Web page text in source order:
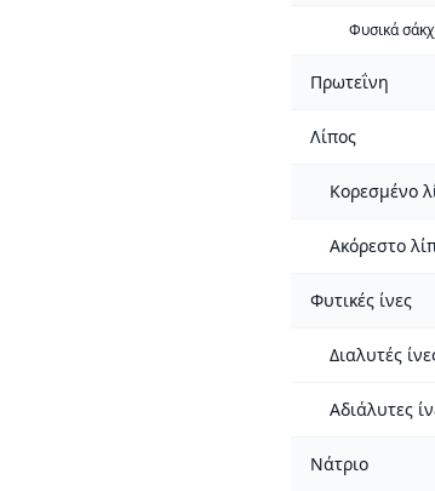
Φυσικά
Πρωτεΐνη
Λίπος
Κορεσμένο
Ακόρεστο
Φυτικές ίνες
Διαλυτές
Αδιάλυτες
Νάτριο